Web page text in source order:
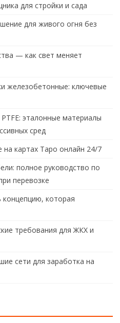
для стройки и сада
для живого огня без
— как свет меняет
железобетонные: ключевые
эталонные материалы
сред
на картах Таро онлайн 24/7
полное руководство по
перевозке
концепцию, которая
требования для ЖКХ и
сети для заработка на